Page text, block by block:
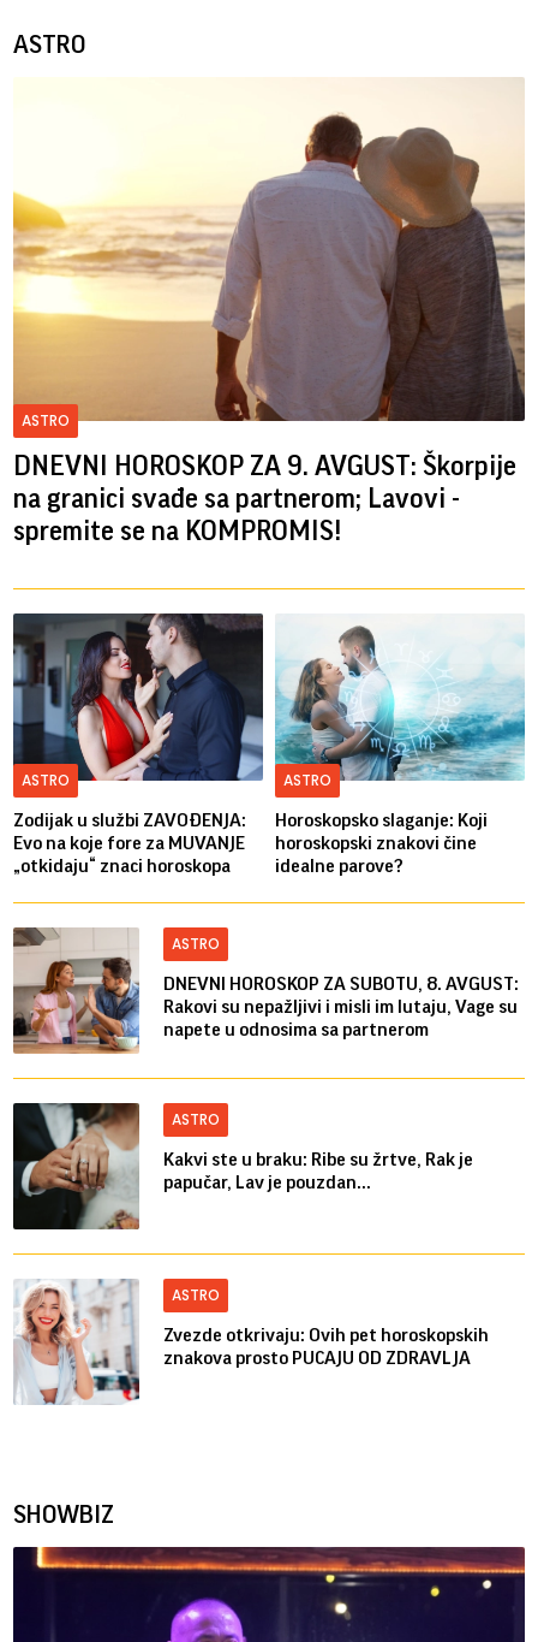
ASTRO
ASTRO
DNEVNI HOROSKOP ZA 9. AVGUST: Škorpije
na granici svađe sa partnerom; Lavovi -
spremite se na KOMPROMIS!
ASTRO
Zodijak u službi ZAVOĐENJA:
Evo na koje fore za MUVANJE
„otkidaju“ znaci horoskopa
ASTRO
Horoskopsko slaganje: Koji
horoskopski znakovi čine
idealne parove?
ASTRO
DNEVNI HOROSKOP ZA SUBOTU, 8. AVGUST:
Rakovi su nepažljivi i misli im lutaju, Vage su
napete u odnosima sa partnerom
ASTRO
Kakvi ste u braku: Ribe su žrtve, Rak je
papučar, Lav je pouzdan...
ASTRO
Zvezde otkrivaju: Ovih pet horoskopskih
znakova prosto PUCAJU OD ZDRAVLJA
SHOWBIZ